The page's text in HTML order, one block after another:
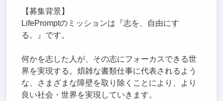
【募集背景】
LifePromptのミッションは『志を、自由にす
る。』です。
何かを志した人が、その志にフォーカスできる世
界を実現する。煩雑な書類仕事に代表されるよう
な、さまざまな障壁を取り除くことにより、より
良い社会・世界を実現していきます。